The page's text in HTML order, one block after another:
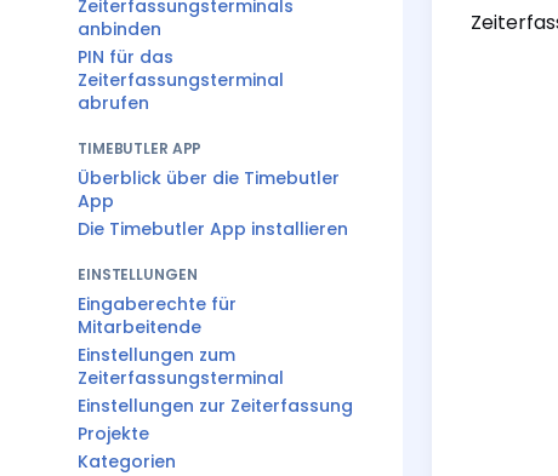
Zeiterfassungsterminals
anbinden
PIN für das
Zeiterfassungsterminal
abrufen
TIMEBUTLER APP
Überblick über die Timebutler
App
Die Timebutler App installieren
EINSTELLUNGEN
Eingaberechte für
Mitarbeitende
Einstellungen zum
Zeiterfassungsterminal
Einstellungen zur Zeiterfassung
Projekte
Kategorien